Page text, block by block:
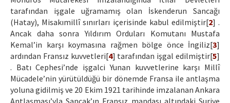
tarafından işgale uğramamış olan İskenderun Sancağı
(Hatay), Misakımillî sınırları içerisinde kabul edilmiştir[2] .
Ancak daha sonra Yıldırım Orduları Komutanı Mustafa
Kemal’in karşı koymasına rağmen bölge önce İngiliz[3]
ardından Fransız kuvvetleri[4] tarafından işgal edilmiştir[5]
. Batı Cephesi’nde işgalci Yunan kuvvetlerine karşı Millî
Mücadele’nin yürütüldüğü bir dönemde Fransa ile antlaşma
yoluna gidilmiş ve 20 Ekim 1921 tarihinde imzalanan Ankara